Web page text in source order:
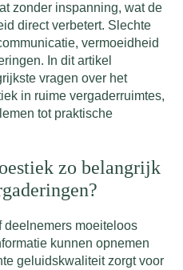
zonder inspanning, wat de
direct verbetert. Slechte
vermoeidheid
In dit artikel
vragen over het
in ruime vergaderruimtes,
tot praktische
zo belangrijk
deelnemers moeiteloos
kunnen opnemen
geluidskwaliteit zorgt voor